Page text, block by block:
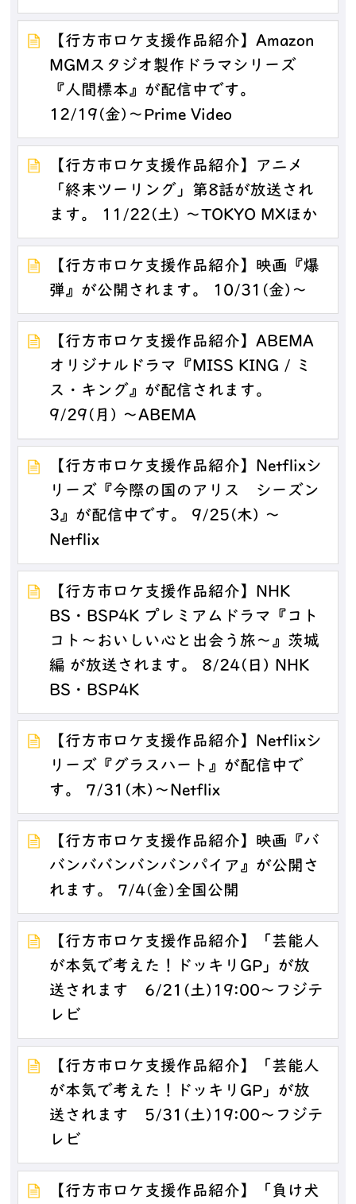
【行方市ロケ支援作品紹介】Amazon
MGMスタジオ製作ドラマシリーズ
『人間標本』が配信中です。
12/19(金)～Prime Video
【行方市ロケ支援作品紹介】アニメ
「終末ツーリング」第8話が放送され
ます。 11/22(土) ～TOKYO MXほか
【行方市ロケ支援作品紹介】映画『爆
弾』が公開されます。 10/31(金)～
【行方市ロケ支援作品紹介】ABEMA
オリジナルドラマ『MISS KING / ミ
ス・キング』が配信されます。
9/29(月) ～ABEMA
【行方市ロケ支援作品紹介】Netflixシ
リーズ『今際の国のアリス シーズン
3』が配信中です。 9/25(木) ～
Netflix
【行方市ロケ支援作品紹介】NHK
BS・BSP4K プレミアムドラマ『コト
コト～おいしい心と出会う旅～』茨城
編 が放送されます。 8/24(日) NHK
BS・BSP4K
【行方市ロケ支援作品紹介】Netflixシ
リーズ『グラスハート』が配信中で
す。 7/31(木)～Netflix
【行方市ロケ支援作品紹介】映画『バ
バンババンバンバンパイア』が公開さ
れます。 7/4(金)全国公開
【行方市ロケ支援作品紹介】「芸能人
が本気で考えた！ドッキリGP」が放
送されます 6/21(土)19:00～フジテ
レビ
【行方市ロケ支援作品紹介】「芸能人
が本気で考えた！ドッキリGP」が放
送されます 5/31(土)19:00～フジテ
レビ
【行方市ロケ支援作品紹介】「負け犬